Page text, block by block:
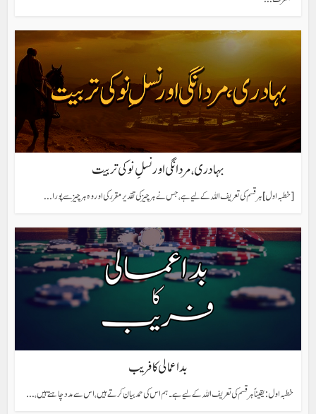
بہادری، مردانگی اور نسلِ نو کی تربیت
[خطبہ اول] ہر قسم کی تعریف اللہ کے لیے ہے، جس نے ہر چیز کی تقدیر مقرر کی اور وہ ہر چیز سے پورا...
بد اعمالی کا فریب
خطبہ اول: یقیناً ہر قسم کی تعریف اللہ کے لیے ہے۔ ہم اس کی حمد بیان کرتے ہیں، اس سے مدد چاہتے ہیں،...